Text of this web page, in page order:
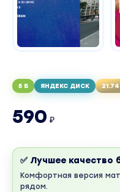
5 Б ЯНДЕКС ДИСК
590 ₽
✅ Лучшее качество
Комфортная версия
рядом.